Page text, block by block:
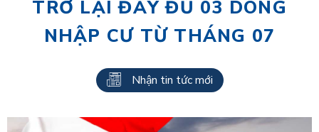
TRỞ LẠI ĐẦY ĐỦ 03 DÒNG
NHẬP CƯ TỪ THÁNG 07
Nhận tin tức mới